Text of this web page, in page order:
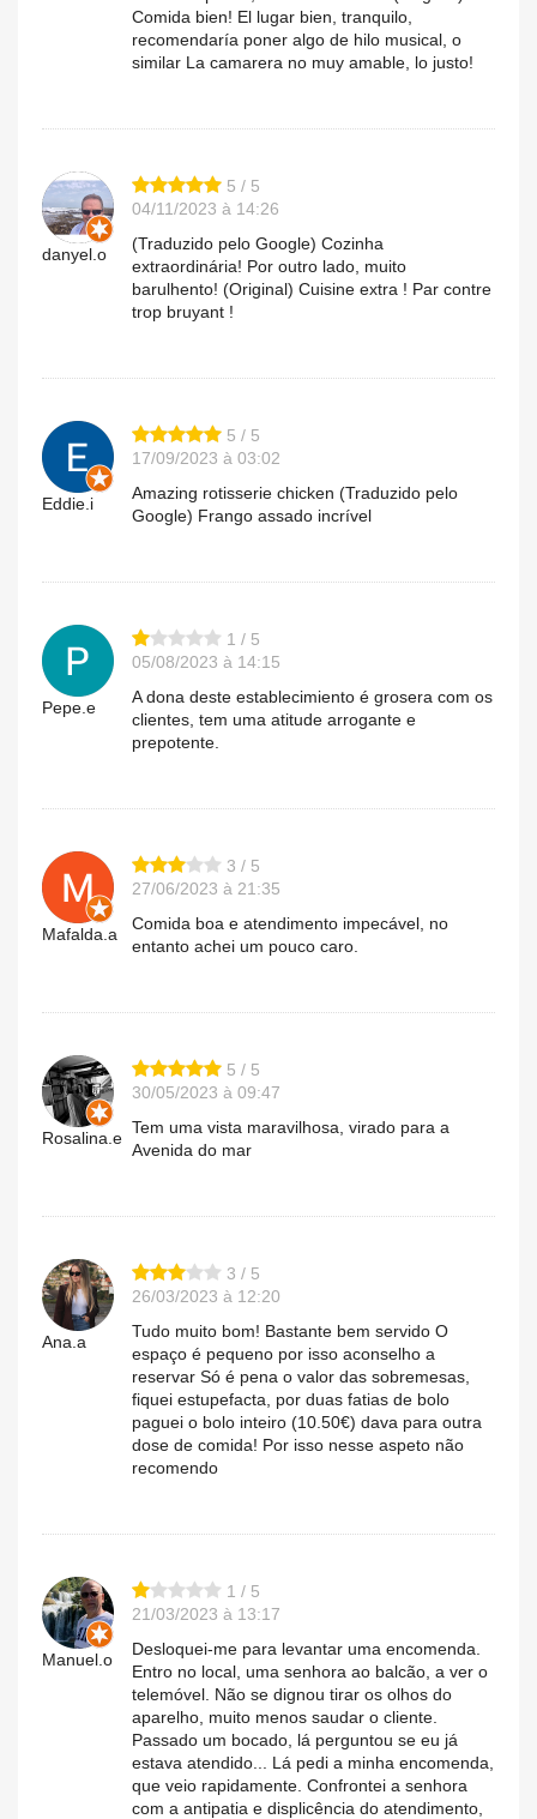
Comida bien! El lugar bien, tranquilo,
recomendaría poner algo de hilo musical, o
similar La camarera no muy amable, lo justo!
danyel.o
5 / 5
04/11/2023 à 14:26
(Traduzido pelo Google) Cozinha
extraordinária! Por outro lado, muito
barulhento! (Original) Cuisine extra ! Par contre
trop bruyant !
Eddie.i
5 / 5
17/09/2023 à 03:02
Amazing rotisserie chicken (Traduzido pelo
Google) Frango assado incrível
Pepe.e
1 / 5
05/08/2023 à 14:15
A dona deste establecimiento é grosera com os
clientes, tem uma atitude arrogante e
prepotente.
Mafalda.a
3 / 5
27/06/2023 à 21:35
Comida boa e atendimento impecável, no
entanto achei um pouco caro.
Rosalina.e
5 / 5
30/05/2023 à 09:47
Tem uma vista maravilhosa, virado para a
Avenida do mar
Ana.a
3 / 5
26/03/2023 à 12:20
Tudo muito bom! Bastante bem servido O
espaço é pequeno por isso aconselho a
reservar Só é pena o valor das sobremesas,
fiquei estupefacta, por duas fatias de bolo
paguei o bolo inteiro (10.50€) dava para outra
dose de comida! Por isso nesse aspeto não
recomendo
Manuel.o
1 / 5
21/03/2023 à 13:17
Desloquei-me para levantar uma encomenda.
Entro no local, uma senhora ao balcão, a ver o
telemóvel. Não se dignou tirar os olhos do
aparelho, muito menos saudar o cliente.
Passado um bocado, lá perguntou se eu já
estava atendido... Lá pedi a minha encomenda,
que veio rapidamente. Confrontei a senhora
com a antipatia e displicência do atendimento,